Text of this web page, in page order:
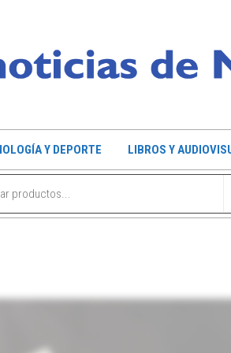
Y DEPORTE LIBROS Y